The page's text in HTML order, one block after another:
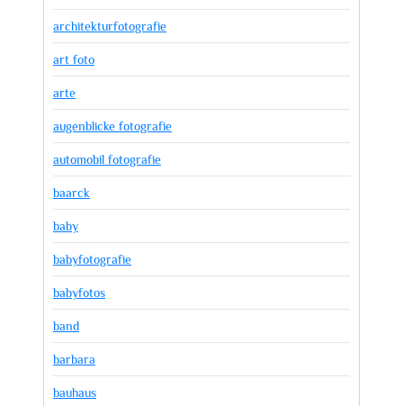
architekturfotografie
art foto
arte
augenblicke fotografie
automobil fotografie
baarck
baby
babyfotografie
babyfotos
band
barbara
bauhaus